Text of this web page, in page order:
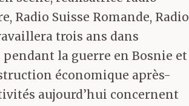
Radio Suisse Romande, Radio
trois ans dans
la guerre en Bosnie et
économique après-
aujourd’hui concernent